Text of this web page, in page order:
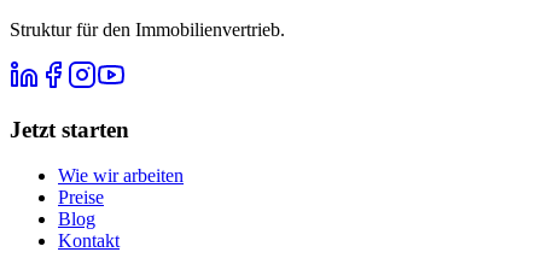
Struktur für den Immobilienvertrieb.
Jetzt starten
Wie wir arbeiten
Preise
Blog
Kontakt